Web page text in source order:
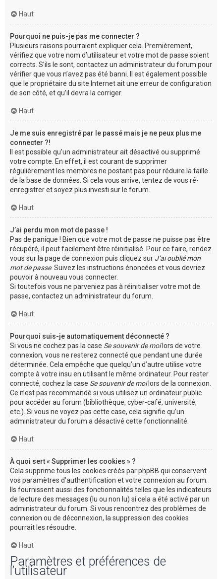
Haut
Pourquoi ne puis-je pas me connecter ?
Plusieurs raisons pourraient expliquer cela. Premièrement,
vérifiez que votre nom d’utilisateur et votre mot de passe soient
corrects. S’ils le sont, contactez un administrateur du forum pour
vérifier que vous n’avez pas été banni. Il est également possible
que le propriétaire du site Internet ait une erreur de configuration
de son côté, et qu’il devra la corriger.
Haut
Je me suis enregistré par le passé mais je ne peux plus me
connecter ?!
Il est possible qu’un administrateur ait désactivé ou supprimé
votre compte. En effet, il est courant de supprimer
régulièrement les membres ne postant pas pour réduire la taille
de la base de données. Si cela vous arrive, tentez de vous ré-
enregistrer et soyez plus investi sur le forum.
Haut
J’ai perdu mon mot de passe !
Pas de panique ! Bien que votre mot de passe ne puisse pas être
récupéré, il peut facilement être réinitialisé. Pour ce faire, rendez
vous sur la page de connexion puis cliquez sur J’ai oublié mon
mot de passe. Suivez les instructions énoncées et vous devriez
pouvoir à nouveau vous connecter.
Si toutefois vous ne parveniez pas à réinitialiser votre mot de
passe, contactez un administrateur du forum.
Haut
Pourquoi suis-je automatiquement déconnecté ?
Si vous ne cochez pas la case Se souvenir de moilors de votre
connexion, vous ne resterez connecté que pendant une durée
déterminée. Cela empêche que quelqu’un d’autre utilise votre
compte à votre insu en utilisant le même ordinateur. Pour rester
connecté, cochez la case Se souvenir de moilors de la connexion.
Ce n’est pas recommandé si vous utilisez un ordinateur public
pour accéder au forum (bibliothèque, cyber-café, université,
etc.). Si vous ne voyez pas cette case, cela signifie qu’un
administrateur du forum a désactivé cette fonctionnalité.
Haut
À quoi sert « Supprimer les cookies » ?
Cela supprime tous les cookies créés par phpBB qui conservent
vos paramètres d’authentification et votre connexion au forum.
Ils fournissent aussi des fonctionnalités telles que les indicateurs
de lecture des messages (lu ou non lu) si cela a été activé par un
administrateur du forum. Si vous rencontrez des problèmes de
connexion ou de déconnexion, la suppression des cookies
pourrait les résoudre.
Haut
Paramètres et préférences de
l’utilisateur